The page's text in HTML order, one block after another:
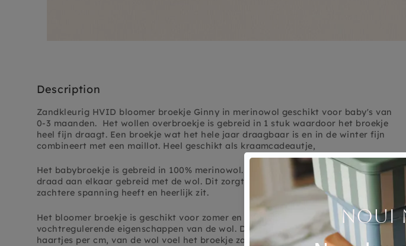
Description
Zandkleurig HVID bloomer broekje Ginny in merinowol geschikt voor baby's van
0-3 maanden. Het wollen overbroekje is gebreid in 1 stuk waardoor het broekje
heel fijn draagt. Een broekje wat het hele jaar draagbaar is en in de winter fijn
combineert met een maillot. Heel geschikt als kraamcadeautje,
Het babybroekje is gebreid in 100% merinowol. In de taille is een elatische
draad aan elkaar gebreid met de wol. Dit zorgt ervoor dat de tailleband een
zachtere spanning heeft en heerlijk zit.
Het bloomer broekje is geschikt voor zomer en winter dankzij de warmte- en
vochtregulerende eigenschappen van de wol. Door de hoge dichtheid, meer
haartjes per cm, van de wol voel het broekje zacht en jeukt het niet.